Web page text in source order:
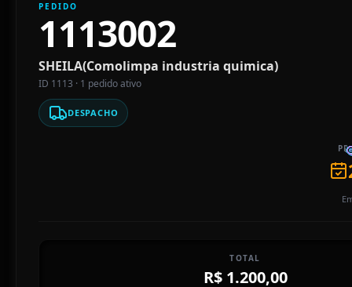
PEDIDO
1113002
SHEILA(Comolimpa industria quimica)
ID 1113 · 1 pedido ativo
DESPACHO
TOTAL
R$ 1.200,00